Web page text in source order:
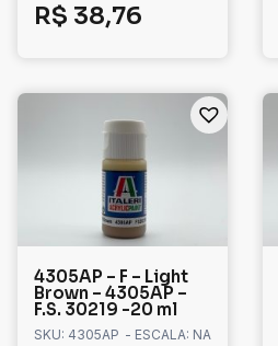
R$ 38,76
4305AP – F – Light
Brown – 4305AP –
F.S. 30219 -20 ml
SKU: 4305AP - ESCALA: NA